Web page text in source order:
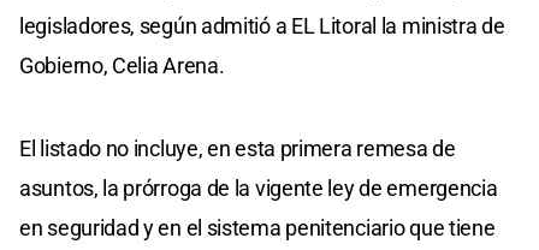
legisladores, según admitió a EL Litoral la ministra de
Gobierno, Celia Arena.
El listado no incluye, en esta primera remesa de
asuntos, la prórroga de la vigente ley de emergencia
en seguridad y en el sistema penitenciario que tiene